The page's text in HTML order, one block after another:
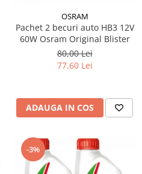
OSRAM
Pachet 2 becuri auto HB3 12V
60W Osram Original Blister
80,00 Lei
77,60 Lei
ADAUGA IN COS
-3%